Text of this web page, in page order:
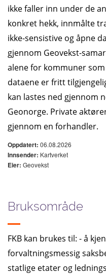
ikke faller inn under de
konkret hekk, innmålte
ikke-sensistive og åpne
gjennom Geovekst-
alene for kommuner
dataene er fritt
kan lastes ned gjennom
Geonorge. Private
gjennom en forhandler.
Oppdatert: 06.08.2026
Innsender: Kartverket
Eier: Geovekst
Bruksområde
FKB kan brukes til: - å
forvaltningsmessig
statlige etater og